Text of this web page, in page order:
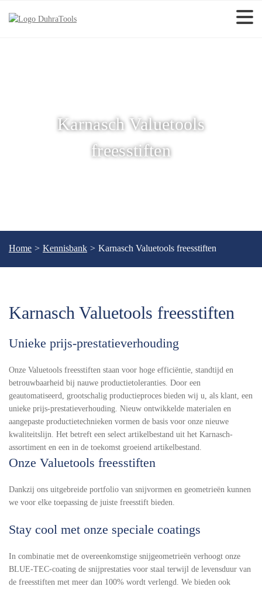
Karnasch Valuetools
freesstiften
Home > Kennisbank > Karnasch Valuetools freesstiften
Karnasch Valuetools freesstiften
Unieke prijs-prestatieverhouding
Onze Valuetools freesstiften staan voor hoge efficiëntie, standtijd en
betrouwbaarheid bij nauwe productietoleranties. Door een
geautomatiseerd, grootschalig productieproces bieden wij u, als klant, een
unieke prijs-prestatieverhouding. Nieuw ontwikkelde materialen en
aangepaste productietechnieken vormen de basis voor onze nieuwe
kwaliteitslijn. Het betreft een select artikelbestand uit het Karnasch-
assortiment en een in de toekomst groeiend artikelbestand.
Onze Valuetools freesstiften
Dankzij ons uitgebreide portfolio van snijvormen en geometrieën kunnen
we voor elke toepassing de juiste freesstift bieden.
Stay cool met onze speciale coatings
In combinatie met de overeenkomstige snijgeometrieën verhoogt onze
BLUE-TEC-coating de snijprestaties voor staal terwijl de levensduur van
de freesstiften met meer dan 100% wordt verlengd. We bieden ook